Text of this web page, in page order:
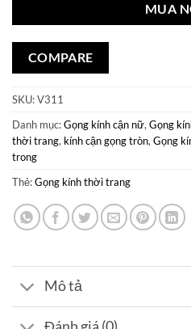
MUA
COMPARE
SKU:V311
Danh mục:Gọng kính cận nữ, Gọng
thời trang, kính cận gọng tròn, Gọng
trong
Thẻ:Gọng kính thời trang
Mô tả